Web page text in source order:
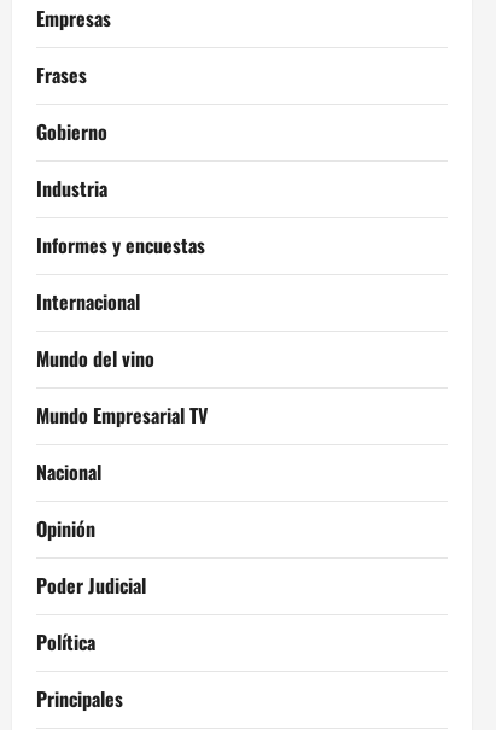
Empresas
Frases
Gobierno
Industria
Informes y encuestas
Internacional
Mundo del vino
Mundo Empresarial TV
Nacional
Opinión
Poder Judicial
Política
Principales